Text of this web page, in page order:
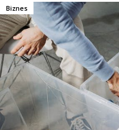
Biznes